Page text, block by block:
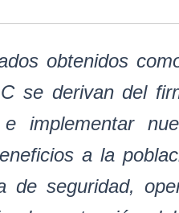
obtenidos
se derivan del
e implementar
a la
de seguridad,